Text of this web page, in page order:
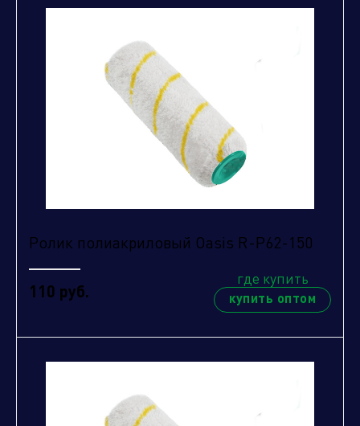
Ролик полиакриловый Oasis R-P62-150
110 руб.
где купить
купить оптом